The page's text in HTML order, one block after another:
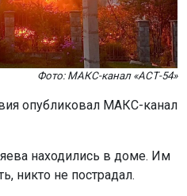
Фото: МАКС-канал «АСТ-54»
опубликовал МАКС-канал
находились в доме. Им
никто не пострадал.